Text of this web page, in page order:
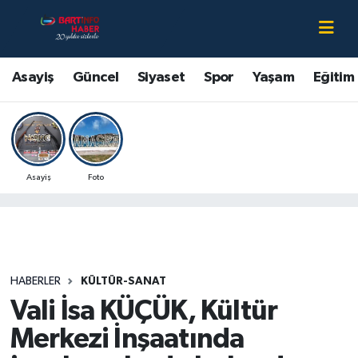
Asayiş Güncel Siyaset Spor Yaşam Eğitim
Asayiş Foto
HABERLER KÜLTÜR-SANAT
Vali İsa KÜÇÜK, Kültür
Merkezi İnşaatında
Asayiş
Bartın Hakkında
Çevre
Eğitim
Kültür-Sanat
Magazin
Bartın Nöbetçi Eczaneler
Bartın Hava Durumu
Bartin Namaz Vakitleri
Bartın Trafik Yoğunluk Haritası
Son Dakika Haberleri
Haber Arşivi